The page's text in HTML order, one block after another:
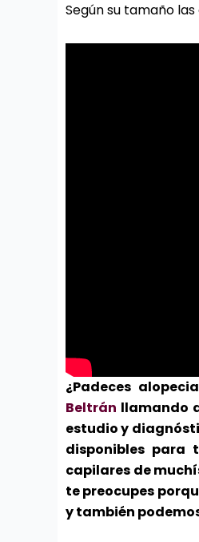
Según su tamaño
¿Padeces
Beltrán llamando
estudio y
disponibles para
capilares de
te preocupes
y también